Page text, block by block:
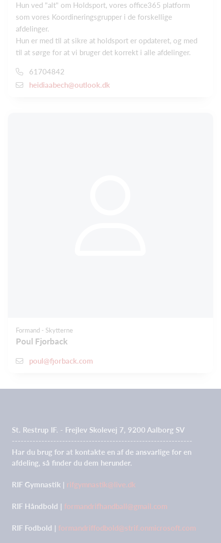
Hun ved "alt" om Holdsport, vores office365 platform
som vores Koordineringsgrupper i de forskellige
afdelinger.
Hun er med til at sikre at holdsport er opdateret, og med
til at sørge for at vi bruger det korrekt i alle afdelinger.
61704842
heidiaabech@outlook.dk
Formand - Skytterne
Poul Fjorback
poul@fjorback.com
St. Restrup IF. - Frejlev Skolevej 7, 9200 Aalborg SV
-------------------------------------------------------------
Har du brug for at kontakte en af de ansvarlige for en
afdeling, så finder du dem herunder.
RIF Gymnastik | rifgymnastik@live.dk
RIF Håndbold | formandrifhandball@gmail.com
RIF Fodbold | formandriffodbold@strif.onmicrosoft.com